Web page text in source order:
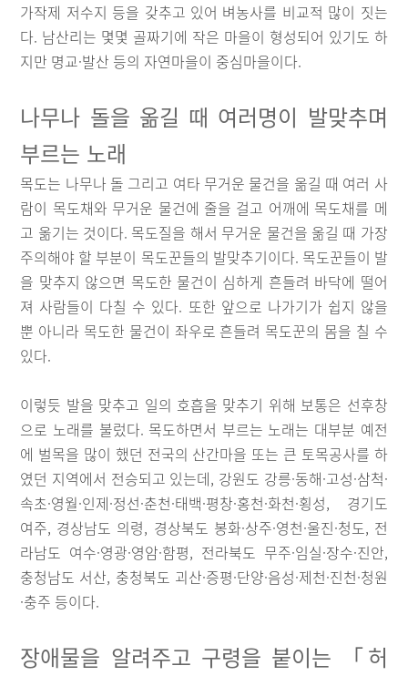
가작제 저수지 등을 갖추고 있어 벼농사를 비교적 많이 짓는
다. 남산리는 몇몇 골짜기에 작은 마을이 형성되어 있기도 하
지만 명교·발산 등의 자연마을이 중심마을이다.
나무나 돌을 옮길 때 여러명이 발맞추며
부르는 노래
목도는 나무나 돌 그리고 여타 무거운 물건을 옮길 때 여러 사
람이 목도채와 무거운 물건에 줄을 걸고 어깨에 목도채를 메
고 옮기는 것이다. 목도질을 해서 무거운 물건을 옮길 때 가장
주의해야 할 부분이 목도꾼들의 발맞추기이다. 목도꾼들이 발
을 맞추지 않으면 목도한 물건이 심하게 흔들려 바닥에 떨어
져 사람들이 다칠 수 있다. 또한 앞으로 나가기가 쉽지 않을
뿐 아니라 목도한 물건이 좌우로 흔들려 목도꾼의 몸을 칠 수
있다.
이렇듯 발을 맞추고 일의 호흡을 맞추기 위해 보통은 선후창
으로 노래를 불렀다. 목도하면서 부르는 노래는 대부분 예전
에 벌목을 많이 했던 전국의 산간마을 또는 큰 토목공사를 하
였던 지역에서 전승되고 있는데, 강원도 강릉·동해·고성·삼척·
속초·영월·인제·정선·춘천·태백·평창·홍천·화천·횡성, 경기도
여주, 경상남도 의령, 경상북도 봉화·상주·영천·울진·청도, 전
라남도 여수·영광·영암·함평, 전라북도 무주·임실·장수·진안,
충청남도 서산, 충청북도 괴산·증평·단양·음성·제천·진천·청원
·충주 등이다.
장애물을 알려주고 구령을 붙이는 「허